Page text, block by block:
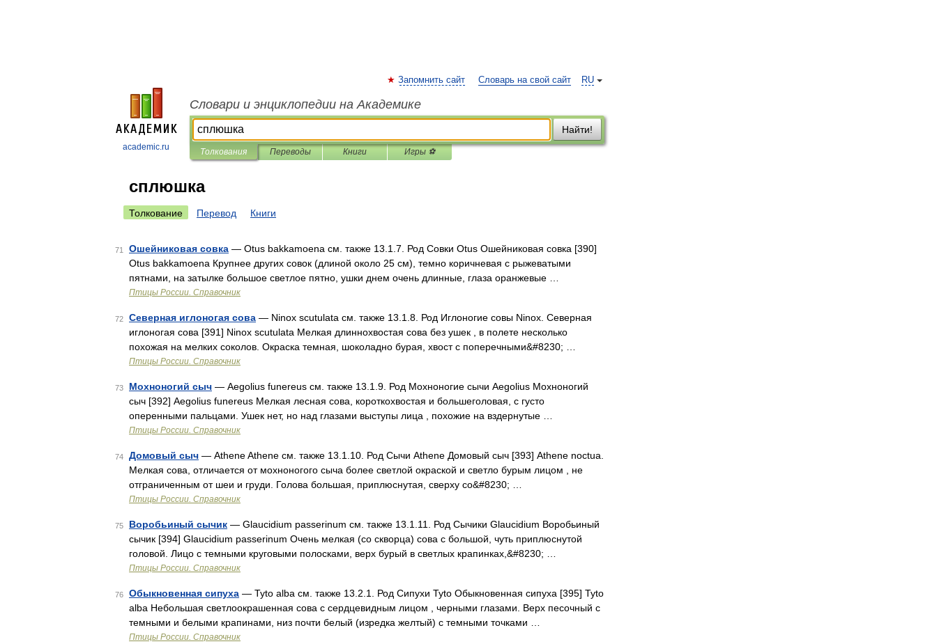
academic.ru
RU
Запомнить сайт Словарь на свой сайт
Словари и энциклопедии на Академике
Найти!
Толкования Переводы Книги Игры ⚽
сплюшка
Толкование Перевод Книги
71 Ошейниковая совка — Otus bakkamoena см. также 13.1.7. Род Совки Otus Ошейниковая совка [390]
Otus bakkamoena Крупнее других совок (длиной около 25 см), темно коричневая с рыжеватыми
пятнами, на затылке большое светлое пятно, ушки днем очень длинные, глаза оранжевые …
Птицы России. Справочник
72 Северная иглоногая сова — Ninox scutulata см. также 13.1.8. Род Иглоногие совы Ninox. Северная
иглоногая сова [391] Ninox scutulata Мелкая длиннохвостая сова без ушек , в полете несколько
похожая на мелких соколов. Окраска темная, шоколадно бурая, хвост с поперечными&#8230; …
Птицы России. Справочник
73 Мохноногий сыч — Aegolius funereus см. также 13.1.9. Род Мохноногие сычи Aegolius Мохноногий
сыч [392] Aegolius funereus Мелкая лесная сова, короткохвостая и большеголовая, с густо
оперенными пальцами. Ушек нет, но над глазами выступы лица , похожие на вздернутые …
Птицы России. Справочник
74 Домовый сыч — Athene Athene см. также 13.1.10. Род Сычи Athene Домовый сыч [393] Athene noctua.
Мелкая сова, отличается от мохноногого сыча более светлой окраской и светло бурым лицом , не
отграниченным от шеи и груди. Голова большая, приплюснутая, сверху со&#8230; …
Птицы России. Справочник
75 Воробьиный сычик — Glaucidium passerinum см. также 13.1.11. Род Сычики Glaucidium Воробьиный
сычик [394] Glaucidium passerinum Очень мелкая (со скворца) сова с большой, чуть приплюснутой
головой. Лицо с темными круговыми полосками, верх бурый в светлых крапинках,&#8230; …
Птицы России. Справочник
76 Обыкновенная сипуха — Tyto alba см. также 13.2.1. Род Сипухи Туto Обыкновенная сипуха [395] Tyto
alba Небольшая светлоокрашенная сова с сердцевидным лицом , черными глазами. Верх песочный с
темными и белыми крапинами, низ почти белый (изредка желтый) с темными точками …
Птицы России. Справочник